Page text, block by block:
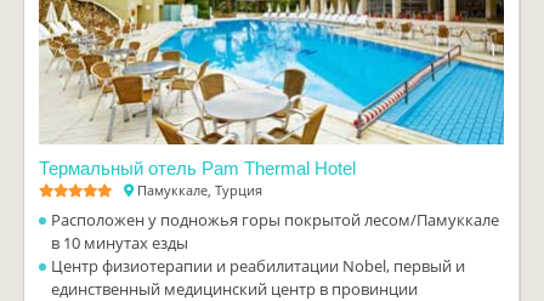
Термальный отель Pam Thermal Hotel
Памуккале, Турция
Расположен у подножья горы покрытой лесом/Памуккале
в 10 минутах езды
Центр физиотерапии и реабилитации Nobel, первый и
единственный медицинский центр в провинции